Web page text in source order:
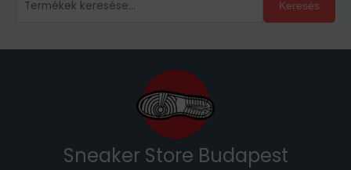
Keresés
Sneaker Store Budapest